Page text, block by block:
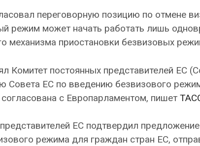
переговорную позицию по отмене
режим может начать работать лишь
механизма приостановки безвизовых
Комитет постоянных представителей ЕС
Совета ЕС по введению безвизового
с Европарламентом, пишет
ЕС подтвердил
режима для граждан стран ЕС,